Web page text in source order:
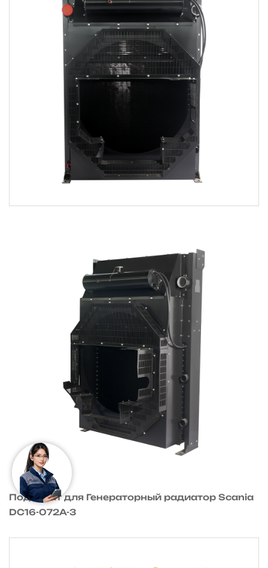
Подходит для Генераторный радиатор Scania
DC16-072A-3